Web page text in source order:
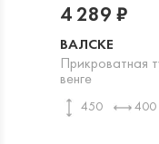
ВАЛСКЕ
Прикроватная
венге
450 400
4 289 ₽